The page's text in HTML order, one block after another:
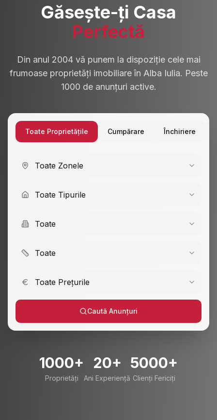
Găsește-ți Casa
Perfectă
Din anul 2004 vă punem la dispoziție cele mai
frumoase proprietăți imobiliare în Alba Iulia. Peste
1000 de anunțuri active.
Toate Proprietățile Cumpărare Închiriere
Toate Zonele
Toate Tipurile
Toate
Toate
Toate Prețurile
Caută Anunțuri
1000+
Proprietăți
20+
Ani Experiență
5000+
Clienți Fericiți